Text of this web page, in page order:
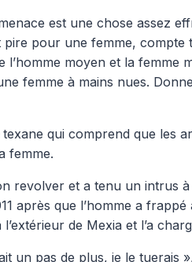
est une chose assez
pire pour une femme, compte
l’homme moyen et la femme
femme à mains nues.
qui comprend que les
femme.
revolver et a tenu un intrus
après que l’homme a
de Mexia et l’a
un pas de plus, je le tuerais